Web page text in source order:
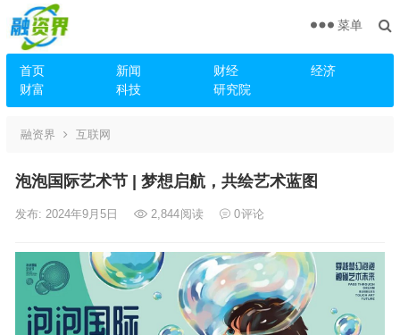
首页 新闻 财经
经济
财富
科技 研究院
菜单
融资界 互联网
泡泡国际艺术节 | 梦想启航，共绘艺术蓝图
发布: 2024年9月5日 2,844阅读 0评论